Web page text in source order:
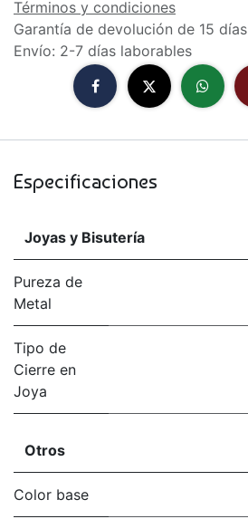
Términos y condiciones
Garantía de devolución de 15 días
Envío: 2-7 días laborables
Especificaciones
Joyas y Bisutería
Pureza de
Metal
Tipo de
Cierre en
Joya
Otros
Color base